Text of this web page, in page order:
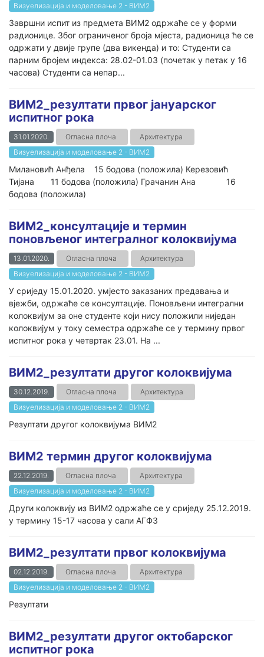
Визуелизација и моделовање 2 - ВИМ2
Завршни испит из предмета ВИМ2 одржаће се у форми
радионице. Због ограниченог броја мјеста, радионица ће се
одржати у двије групе (два викенда) и то: Студенти са
парним бројем индекса: 28.02-01.03 (почетак у петак у 16
часова) Студенти са непар...
ВИМ2_резултати првог јануарског
испитног рока
31.01.2020. Огласна плоча
Архитектура
Визуелизација и моделовање 2 - ВИМ2
Милановић Анђела 15 бодова (положила) Керезовић
Тијана 11 бодова (положила) Грачанин Ана 16
бодова (положила)
ВИМ2_консултације и термин
поновљеног интегралног колоквијума
13.01.2020. Огласна плоча
Архитектура
Визуелизација и моделовање 2 - ВИМ2
У сриједу 15.01.2020. умјесто заказаних предавања и
вјежби, одржаће се консултације. Поновљени интегрални
колоквијум за оне студенте који нису положили ниједан
колоквијум у току семестра одржаће се у термину првог
испитног рока у четвртак 23.01. На ...
ВИМ2_резултати другог колоквијума
30.12.2019. Огласна плоча
Архитектура
Визуелизација и моделовање 2 - ВИМ2
Резултати другог колоквијума ВИМ2
ВИМ2 термин другог колоквијума
22.12.2019. Огласна плоча
Архитектура
Визуелизација и моделовање 2 - ВИМ2
Други колоквију из ВИМ2 одржаће се у сриједу 25.12.2019.
у термину 15-17 часова у сали АГФ3
ВИМ2_резултати првог колоквијума
02.12.2019. Огласна плоча
Архитектура
Визуелизација и моделовање 2 - ВИМ2
Резултати
ВИМ2_резултати другог октобарског
испитног рока